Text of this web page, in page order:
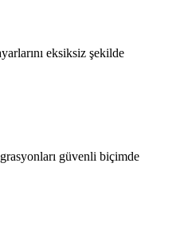
eksiksiz şekilde
güvenli biçimde